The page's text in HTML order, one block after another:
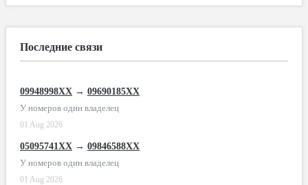
Последние связи
09948998XX → 09690185XX
У номеров один владелец
01 Aug 2026
05095741XX → 09846588XX
У номеров один владелец
01 Aug 2026